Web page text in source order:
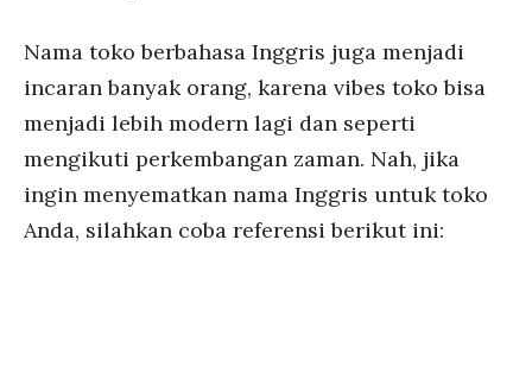
Nama toko berbahasa Inggris juga menjadi
incaran banyak orang, karena vibes toko bisa
menjadi lebih modern lagi dan seperti
mengikuti perkembangan zaman. Nah, jika
ingin menyematkan nama Inggris untuk toko
Anda, silahkan coba referensi berikut ini: